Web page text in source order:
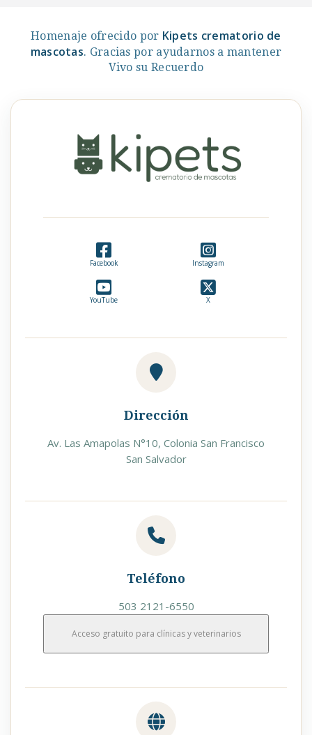
Homenaje ofrecido por Kipets crematorio de
mascotas. Gracias por ayudarnos a mantener
Vivo su Recuerdo
Facebook Instagram
YouTube X
Dirección
Av. Las Amapolas N°10, Colonia San Francisco
San Salvador
Teléfono
503 2121-6550
Acceso gratuito para clínicas y veterinarios